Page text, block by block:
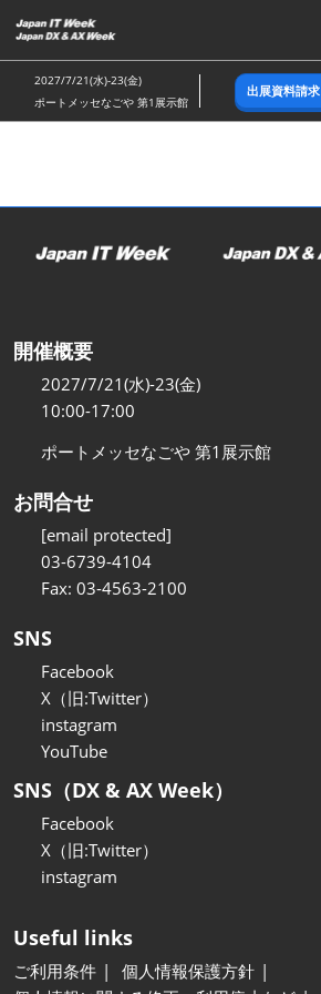
キ
ッ
し
む
2027/7/21(水)-23(金)
ポートメッセなごや 第1展示館
出展資料請求
開催概要
2027/7/21(水)-23(金)
10:00-17:00
ポートメッセなごや 第1展示館
お問合せ
[email protected]
03-6739-4104
Fax: 03-4563-2100
SNS
Facebook
X（旧:Twitter）
instagram
YouTube
SNS（DX & AX Week）
Facebook
X（旧:Twitter）
instagram
Useful links
ご利用条件
個人情報保護方針